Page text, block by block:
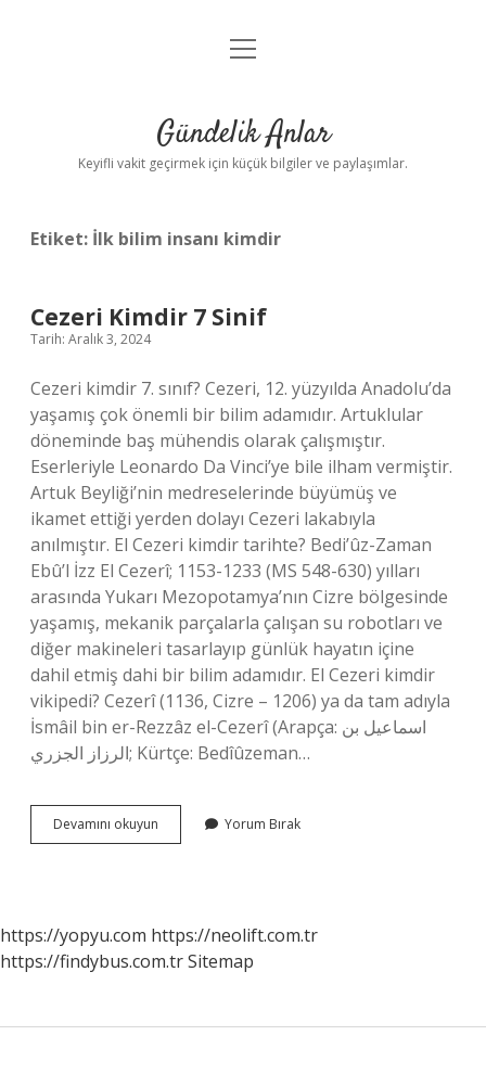
Anasayfa
Yasal Uyarı
menüyü
Gündelik Anlar
Keyifli vakit geçirmek için küçük bilgiler ve paylaşımlar.
Etiket: İlk bilim insanı kimdir
Cezeri Kimdir 7 Sinif
Tarih: Aralık 3, 2024
Cezeri kimdir 7. sınıf? Cezeri, 12. yüzyılda Anadolu’da
yaşamış çok önemli bir bilim adamıdır. Artuklular
döneminde baş mühendis olarak çalışmıştır.
Eserleriyle Leonardo Da Vinci’ye bile ilham vermiştir.
Artuk Beyliği’nin medreselerinde büyümüş ve
ikamet ettiği yerden dolayı Cezeri lakabıyla
anılmıştır. El Cezeri kimdir tarihte? Bedi’ûz-Zaman
Ebû’l İzz El Cezerî; 1153-1233 (MS 548-630) yılları
arasında Yukarı Mezopotamya’nın Cizre bölgesinde
yaşamış, mekanik parçalarla çalışan su robotları ve
diğer makineleri tasarlayıp günlük hayatın içine
dahil etmiş dahi bir bilim adamıdır. El Cezeri kimdir
vikipedi? Cezerî (1136, Cizre – 1206) ya da tam adıyla
İsmâil bin er-Rezzâz el-Cezerî (Arapça: اسماعيل بن
الرزاز الجزري; Kürtçe: Bedîûzeman…
Devamını okuyun
Kimdir
Yorum Bırak
https://yopyu.com https://neolift.com.tr
https://findybus.com.trSitemap